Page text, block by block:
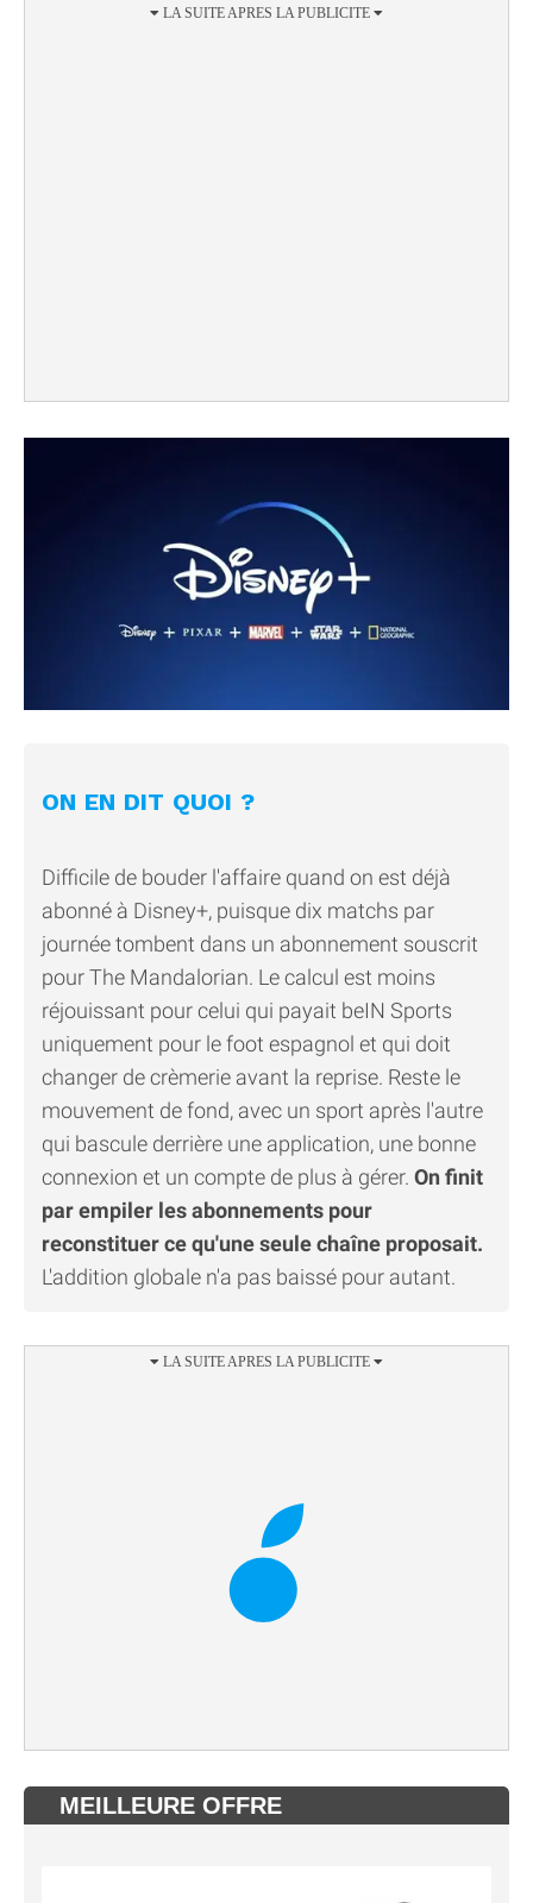
ON EN DIT QUOI ?
Difficile de bouder l'affaire quand on est déjà
abonné à Disney+, puisque dix matchs par
journée tombent dans un abonnement souscrit
pour The Mandalorian. Le calcul est moins
réjouissant pour celui qui payait beIN Sports
uniquement pour le foot espagnol et qui doit
changer de crèmerie avant la reprise. Reste le
mouvement de fond, avec un sport après l'autre
qui bascule derrière une application, une bonne
connexion et un compte de plus à gérer. On finit
par empiler les abonnements pour
reconstituer ce qu'une seule chaîne proposait.
L'addition globale n'a pas baissé pour autant.
MEILLEURE OFFRE